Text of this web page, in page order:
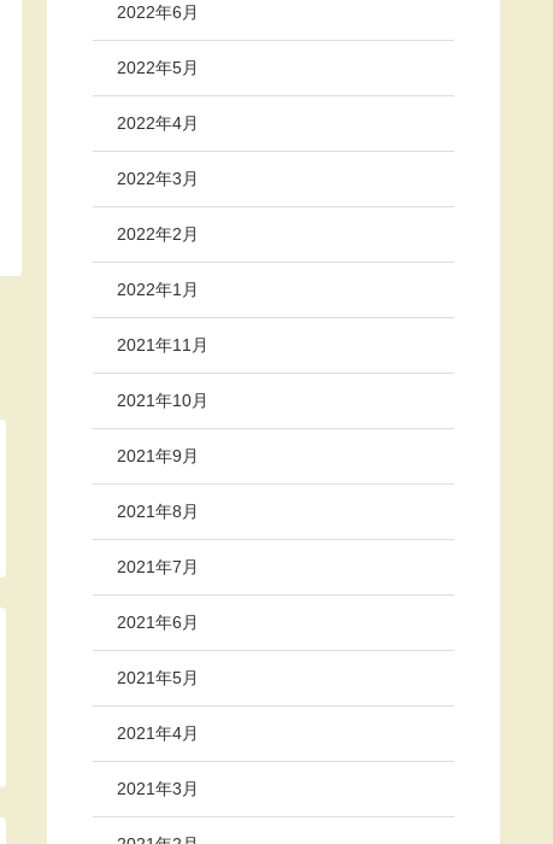
2022年6月
2022年5月
2022年4月
2022年3月
2022年2月
2022年1月
2021年11月
2021年10月
2021年9月
2021年8月
2021年7月
2021年6月
2021年5月
2021年4月
2021年3月